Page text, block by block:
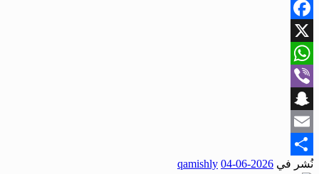
Facebook
X
WhatsApp
Viber
Snapchat
Email
Share
نُشر في 2026-06-04
qamishly